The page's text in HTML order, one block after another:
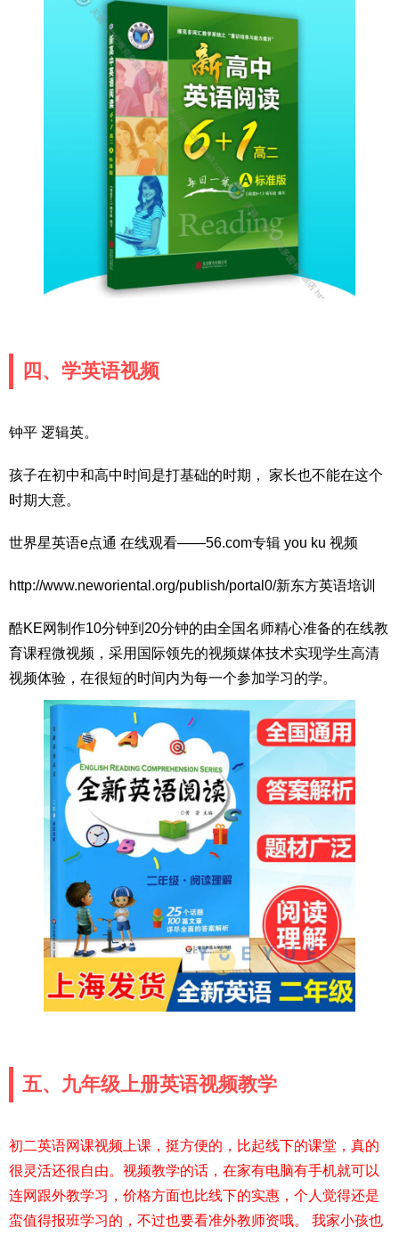
四、学英语视频
钟平 逻辑英。
孩子在初中和高中时间是打基础的时期， 家长也不能在这个
时期大意。
世界星英语e点通 在线观看——56.com专辑 you ku 视频
http://www.neworiental.org/publish/portal0/新东方英语培训
酷KE网制作10分钟到20分钟的由全国名师精心准备的在线教
育课程微视频，采用国际领先的视频媒体技术实现学生高清
视频体验，在很短的时间内为每一个参加学习的学。
五、九年级上册英语视频教学
初二英语网课视频上课，挺方便的，比起线下的课堂，真的
很灵活还很自由。视频教学的话，在家有电脑有手机就可以
连网跟外教学习，价格方面也比线下的实惠，个人觉得还是
蛮值得报班学习的，不过也要看准外教师资哦。 我家小孩也